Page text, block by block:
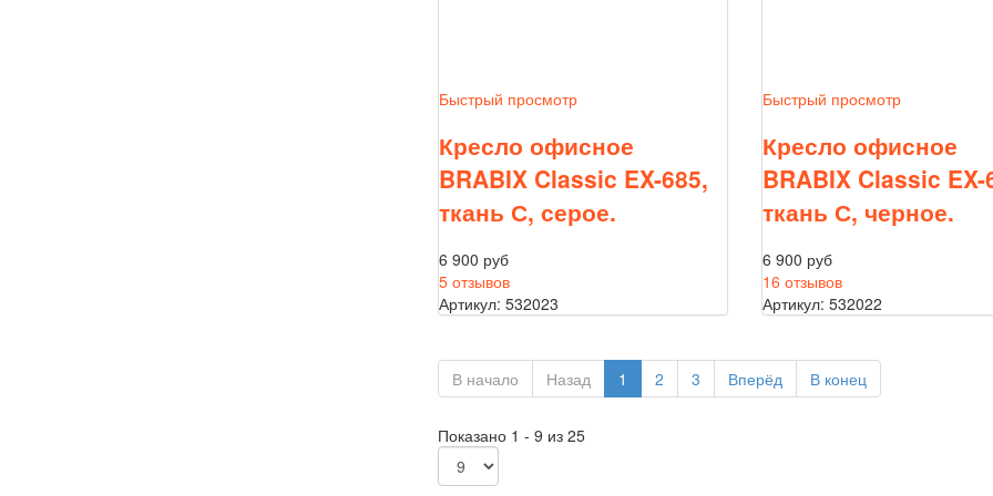
Быстрый просмотр
Кресло офисное
BRABIX Classic EX-685,
ткань С, серое.
6 900 руб
5 отзывов
Артикул: 532023
Быстрый просмотр
Кресло офисное
BRABIX Classic EX-
ткань С, черное.
6 900 руб
16 отзывов
Артикул: 532022
В начало Назад 1 2 3 Вперёд В конец
Показано 1 - 9 из 25